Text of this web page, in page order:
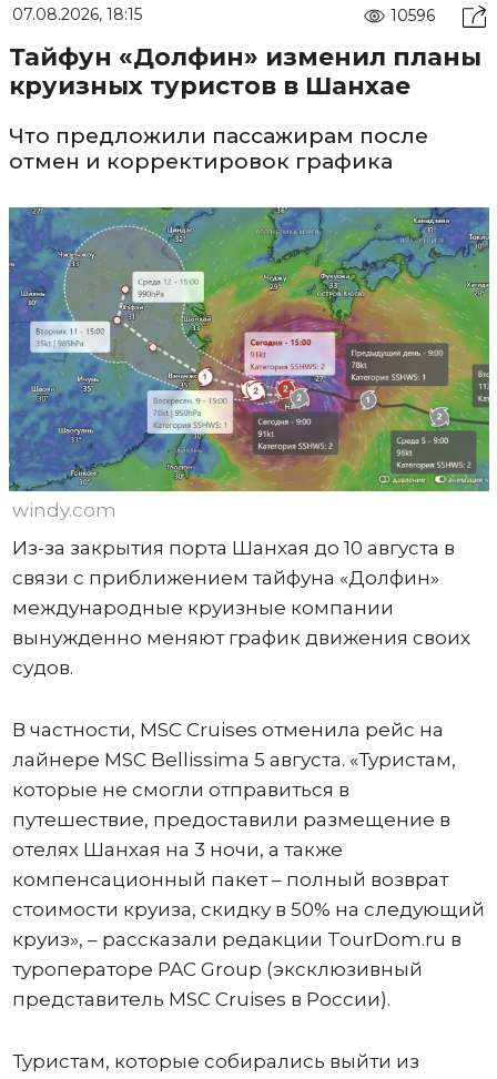
07.08.2026, 18:15 10596
Тайфун «Долфин» изменил планы
круизных туристов в Шанхае
Что предложили пассажирам после
отмен и корректировок графика
windy.com
Из-за закрытия порта Шанхая до 10 августа в
связи с приближением тайфуна «Долфин»
международные круизные компании
вынужденно меняют график движения своих
судов.
В частности, MSC Cruises отменила рейс на
лайнере MSC Bellissima 5 августа. «Туристам,
которые не смогли отправиться в
путешествие, предоставили размещение в
отелях Шанхая на 3 ночи, а также
компенсационный пакет – полный возврат
стоимости круиза, скидку в 50% на следующий
круиз», – рассказали редакции TourDom.ru в
туроператоре PAC Group (эксклюзивный
представитель MSC Cruises в России).
Туристам, которые собирались выйти из